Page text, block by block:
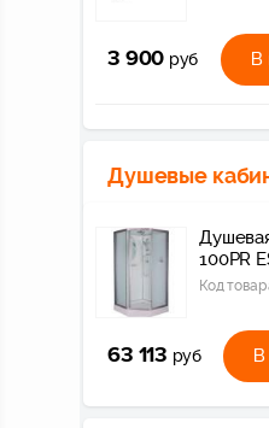
3 900 руб В
Душевые
100PR
Код
63 113 руб В